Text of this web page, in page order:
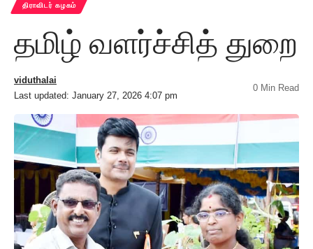
திராவிடர் கழகம்
தமிழ் வளர்ச்சித் துறை
Last updated: January 27, 2026 4:07 pm
viduthalai
0 Min Read